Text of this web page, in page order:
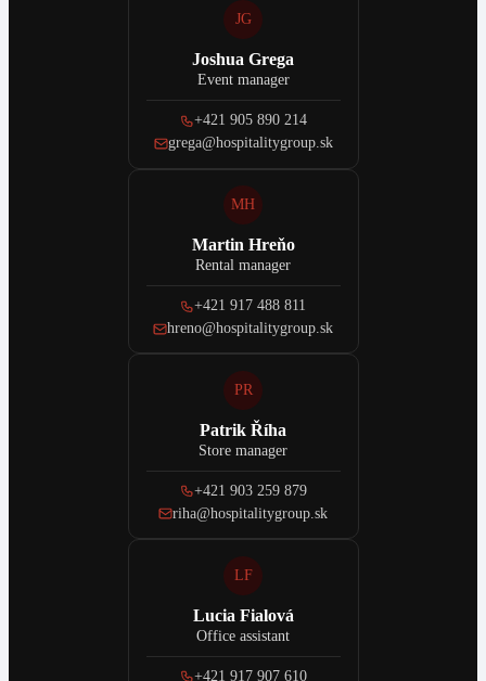
JG
Joshua Grega
Event manager
+421 905 890 214
grega@hospitalitygroup.sk
MH
Martin Hreňo
Rental manager
+421 917 488 811
hreno@hospitalitygroup.sk
PR
Patrik Říha
Store manager
+421 903 259 879
riha@hospitalitygroup.sk
LF
Lucia Fialová
Office assistant
+421 917 907 610